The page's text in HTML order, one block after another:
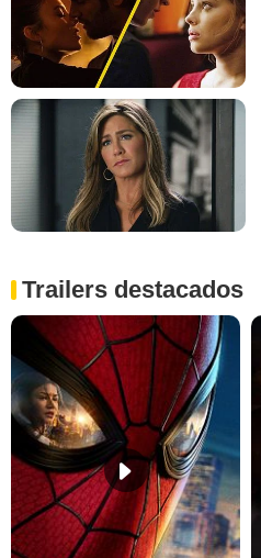
Trailers destacados